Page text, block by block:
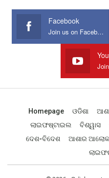
Facebook
Join us on Facebook
Homepage ଓଡିଶା
ଲାଇଫଷ୍ଟାଇଲ
ବିଶ୍ୱାସ
ଦେଶ-ବିଦେଶ
ଆଶାର ଆଲୋକ